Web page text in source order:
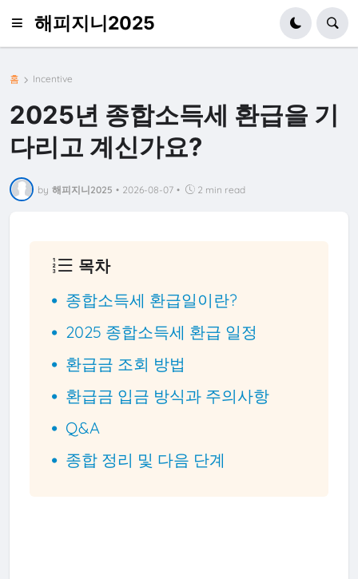
해피지니2025
홈 Incentive
2025년 종합소득세 환급을 기
다리고 계신가요?
by 해피지니2025 • 2026-08-07 • 2 min read
목차
종합소득세 환급일이란?
2025 종합소득세 환급 일정
환급금 조회 방법
환급금 입금 방식과 주의사항
Q&A
종합 정리 및 다음 단계